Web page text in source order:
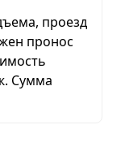
проезд
пронос
Сумма